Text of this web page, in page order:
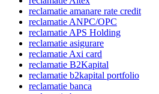
reclamatie amanare rate credit
reclamatie ANPC/OPC
reclamatie APS Holding
reclamatie asigurare
reclamatie Axi card
reclamatie B2Kapital
reclamatie b2kapital portfolio
reclamatie banca